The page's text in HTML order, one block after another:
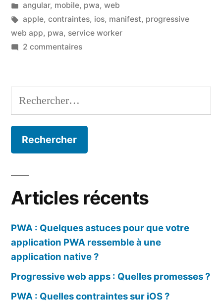
iOS
? »
par
Publié
dans
angular, mobile, pwa, web
Étiquettes :
apple, contraintes, ios, manifest, progressive
web app, pwa, service worker
2 commentairessur
Quelles
sur
iOS
Rechercher :
Articles récents
PWA : Quelques astuces pour que votre
application PWA ressemble à une
application native ?
Progressive web apps : Quelles promesses ?
PWA : Quelles contraintes sur iOS ?